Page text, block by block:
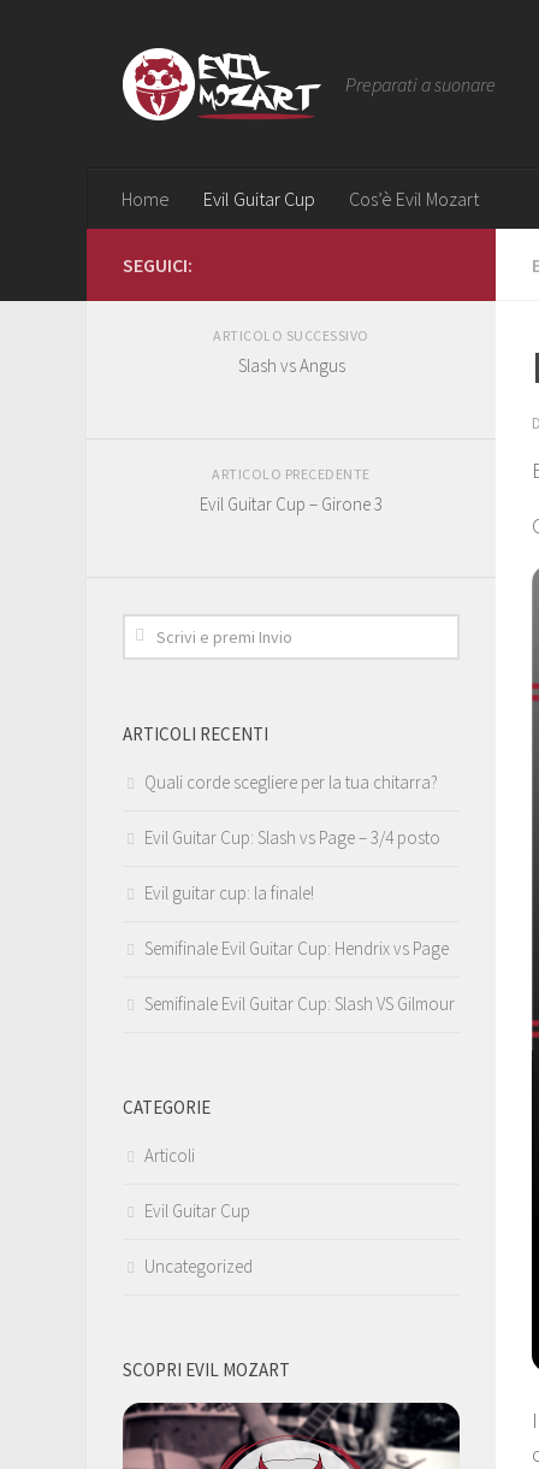
Preparati a suonare
Home Evil Guitar Cup Cos’è Evil Mozart
SEGUICI:
ARTICOLO SUCCESSIVO
Slash vs Angus
ARTICOLO PRECEDENTE
Evil Guitar Cup – Girone 3
ARTICOLI RECENTI
Quali corde scegliere per la tua chitarra?
Evil Guitar Cup: Slash vs Page – 3/4 posto
Evil guitar cup: la finale!
Semifinale Evil Guitar Cup: Hendrix vs Page
Semifinale Evil Guitar Cup: Slash VS Gilmour
CATEGORIE
Articoli
Evil Guitar Cup
Uncategorized
SCOPRI EVIL MOZART